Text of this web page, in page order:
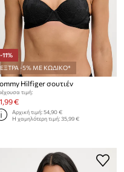
-11%
ΕΞΤΡΑ -5% ΜΕ ΚΩΔΙΚΟ*
Hilfiger σουτιέν
τιμή:
€
Αρχική τιμή:54,90 €
Η χαμηλότερη τιμή:35,99 €